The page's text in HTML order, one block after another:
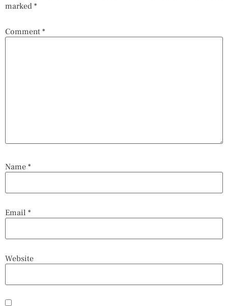
marked *
Comment *
Name *
Email *
Website